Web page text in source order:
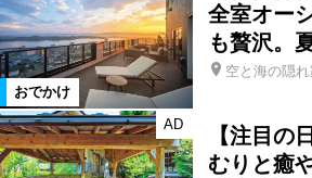
おでかけ
全室オー
も贅沢。
空と海の隠れ
AD
【注目の
むりと癒